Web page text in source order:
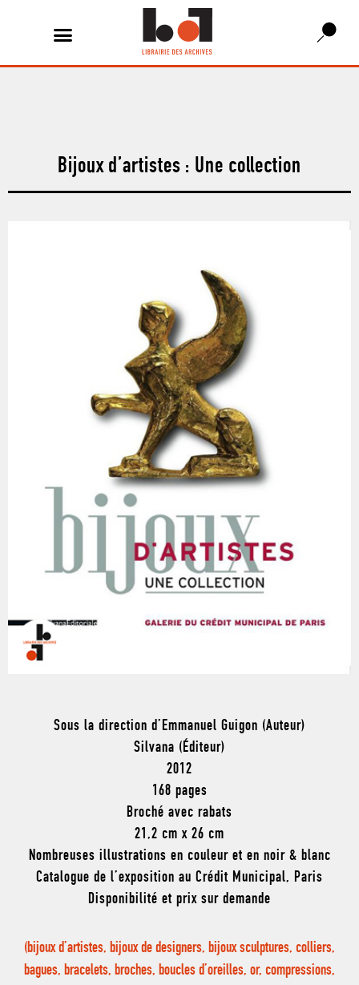
Bijoux d’artistes : Une collection
Sous la direction d’Emmanuel Guigon (Auteur)
Silvana (Éditeur)
2012
168 pages
Broché avec rabats
21,2 cm x 26 cm
Nombreuses illustrations en couleur et en noir & blanc
Catalogue de l’exposition au Crédit Municipal, Paris
Disponibilité et prix sur demande
(bijoux d’artistes, bijoux de designers, bijoux sculptures, colliers,
bagues, bracelets, broches, boucles d’oreilles, or, compressions,